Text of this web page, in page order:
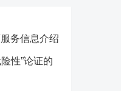
务信息介绍
性”论证的